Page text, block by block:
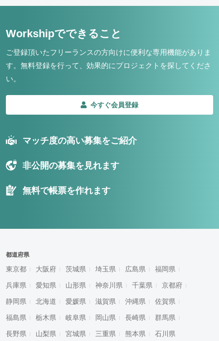
Workshipでできること
ご登録頂いたフリーランスの方向けに便利な専用機能がありま
す。 無料登録を行って、効果的にプロジェクトを探してくださ
い。
今すぐ会員登録
マッチ度の高い募集をご紹介
非公開の募集を見れます
無料で帳票を作れます
都道府県
東京都 大阪府 茨城県 埼玉県 広島県 福岡県
兵庫県 愛知県 山形県 神奈川県 千葉県 京都府
静岡県 北海道 愛媛県 滋賀県 沖縄県 佐賀県
福島県 栃木県 岐阜県 岡山県 長崎県 群馬県
長野県 山梨県 宮城県 三重県 熊本県 石川県